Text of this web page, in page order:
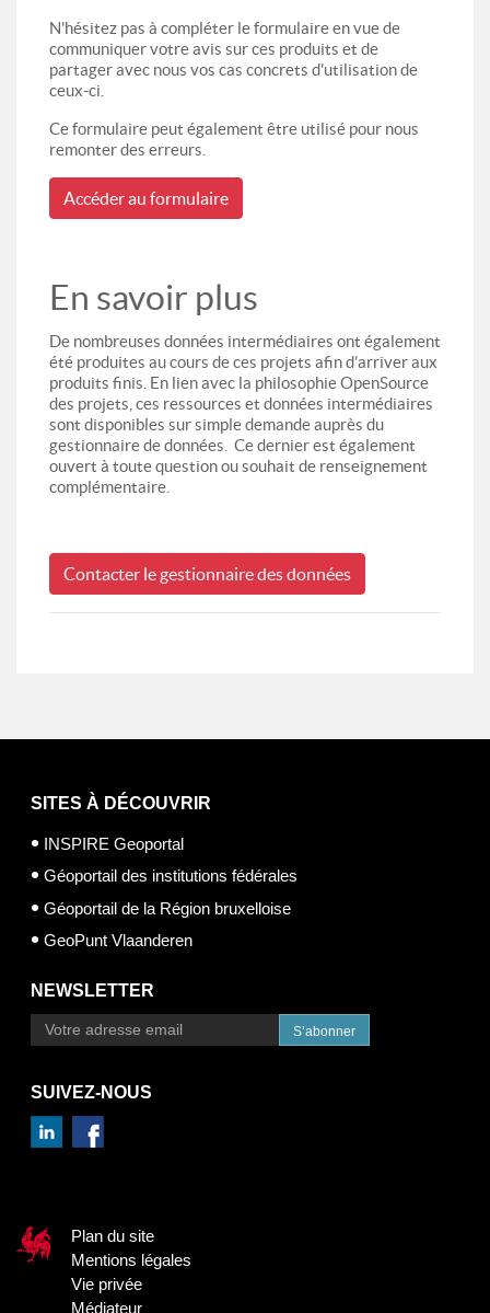
N'hésitez pas à compléter le formulaire en vue de
communiquer votre avis sur ces produits et de
partager avec nous vos cas concrets d'utilisation de
ceux-ci.
Ce formulaire peut également être utilisé pour nous
remonter des erreurs.
Accéder au formulaire
En savoir plus
De nombreuses données intermédiaires ont également
été produites au cours de ces projets afin d’arriver aux
produits finis. En lien avec la philosophie OpenSource
des projets, ces ressources et données intermédiaires
sont disponibles sur simple demande auprès du
gestionnaire de données. Ce dernier est également
ouvert à toute question ou souhait de renseignement
complémentaire.
Contacter le gestionnaire des données
SITES À DÉCOUVRIR
INSPIRE Geoportal
Géoportail des institutions fédérales
Géoportail de la Région bruxelloise
GeoPunt Vlaanderen
NEWSLETTER
S’abonner
SUIVEZ-NOUS
Plan du site
Mentions légales
Vie privée
Médiateur